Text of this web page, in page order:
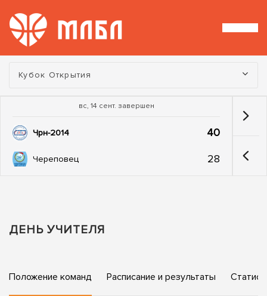
Турнир:
Кубок Открытия
вс, 14 сент. завершен
Чрн-2014 40
Череповец 28
ДЕНЬ УЧИТЕЛЯ
Положение команд Расписание и результаты